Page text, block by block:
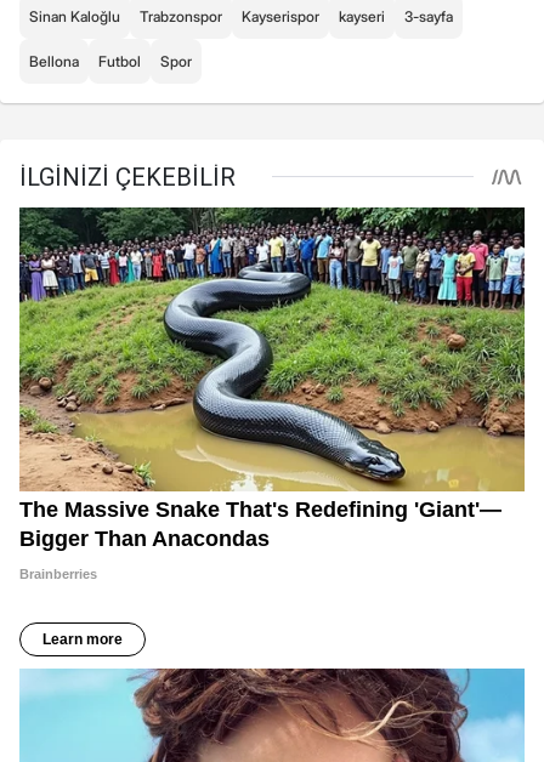
Sinan Kaloğlu Trabzonspor Kayserispor kayseri 3-sayfa
Bellona Futbol Spor